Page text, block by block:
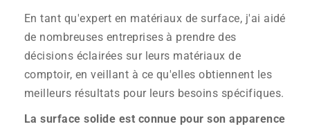
En tant qu'expert en matériaux de surface, j'ai aidé
de nombreuses entreprises à prendre des
décisions éclairées sur leurs matériaux de
comptoir, en veillant à ce qu'elles obtiennent les
meilleurs résultats pour leurs besoins spécifiques.
La surface solide est connue pour son apparence